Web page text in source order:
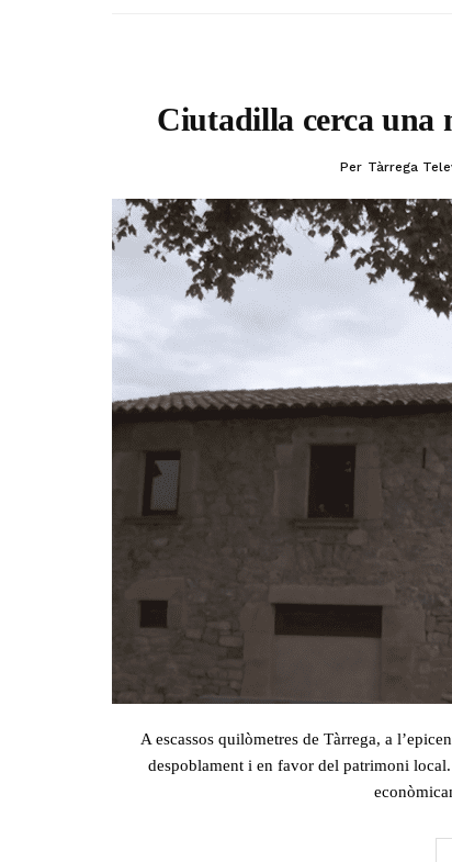
Ciutadilla cerca una
Per Tàrrega
A escassos quilòmetres de Tàrrega, a
despoblament i en favor del patrimoni